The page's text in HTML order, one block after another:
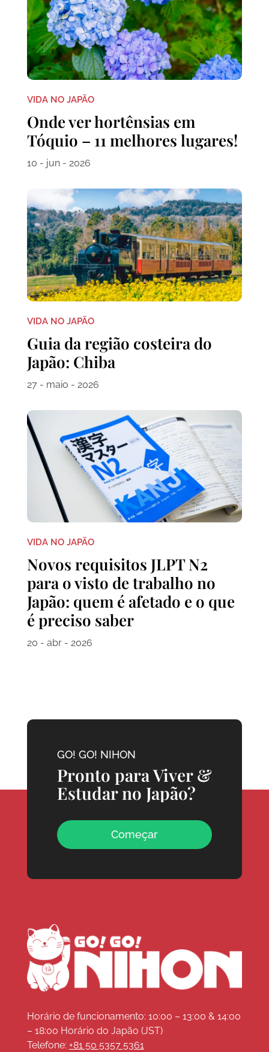
VIDA NO JAPÃO
Onde ver hortênsias em
Tóquio – 11 melhores lugares!
10 - jun - 2026
VIDA NO JAPÃO
Guia da região costeira do
Japão: Chiba
27 - maio - 2026
VIDA NO JAPÃO
Novos requisitos JLPT N2
para o visto de trabalho no
Japão: quem é afetado e o que
é preciso saber
20 - abr - 2026
GO! GO! NIHON
Pronto para Viver &
Estudar no Japão?
Começar
Horário de funcionamento: 10:00 – 13:00 & 14:00
– 18:00 Horário do Japão (JST)
Telefone: +81 50 5357 5361